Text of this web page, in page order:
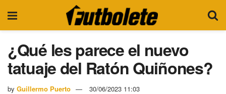
¿Qué les parece el nuevo
tatuaje del Ratón Quiñones?
by Guillermo Puerto 30/06/2023 11:03